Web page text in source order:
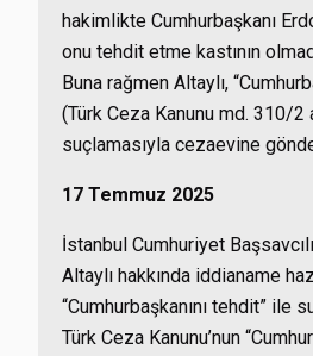
hakimlikte Cumhurbaşkanı
onu tehdit etme kastının
Buna rağmen Altaylı,
(Türk Ceza Kanunu md. 310/2
suçlamasıyla cezaevine
17 Temmuz 2025
İstanbul Cumhuriyet
Altaylı hakkında iddianame
“Cumhurbaşkanını tehdit” ile
Türk Ceza Kanunu’nun